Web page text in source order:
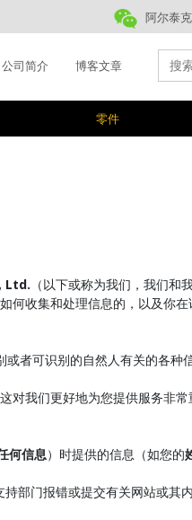
阿尔泰
公司简介 博客文章
for:
零件
Ltd. （以下或称为我们，我们
何收集和处理信息的，以及你
者可识别的自然人有关的各种
我们更好地为您提供服务非常
何信息）时提供的信息（如您的
部门报错或提交有关网站或其